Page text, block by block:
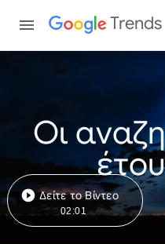
Trends
Οι
Δείτε το Βίντεο
02:01